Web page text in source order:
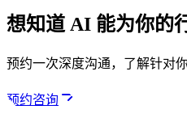
想知道 AI 能为你的
预约一次深度沟通，了解针对
预约咨询